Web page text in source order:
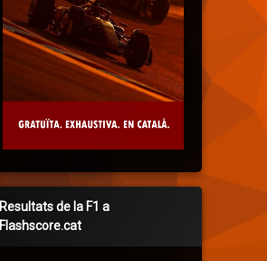
Resultats de la F1 a
Flashscore.cat